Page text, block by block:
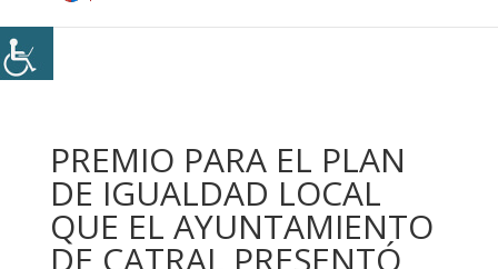
PREMIO PARA EL PLAN
DE IGUALDAD LOCAL
QUE EL AYUNTAMIENTO